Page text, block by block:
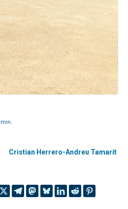
min.
Cristian Herrero-Andreu Tamarit